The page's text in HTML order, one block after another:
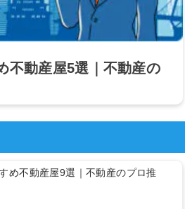
不動産屋5選｜不動産の
め不動産屋9選｜不動産のプロ推